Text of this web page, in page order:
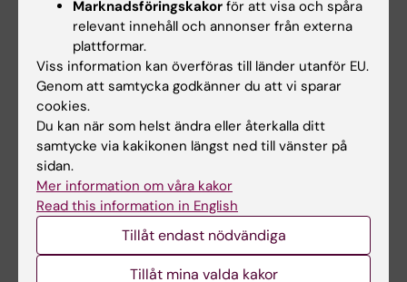
23 jul 2026
KI-forskare bidrar till
nya WHO-riktlinjer
för att förebygga
demens
Professor Miia Kivipelto och
flera forskare vid Karolinska
Institutet har…
14 jul 2026
Centrum för
hälsokriser deltar i
EU-möte om Europas
beredskap för nästa
hälsokris
I början av juli deltog Maja
Marknadsföringskakor för att visa och spåra
relevant innehåll och annonser från externa
plattformar.
Viss information kan överföras till länder utanför EU.
Genom att samtycka godkänner du att vi sparar
cookies.
Du kan när som helst ändra eller återkalla ditt
samtycke via kakikonen längst ned till vänster på
sidan.
Mer information om våra kakor
Read this information in English
Tillåt endast nödvändiga
Tillåt mina valda kakor